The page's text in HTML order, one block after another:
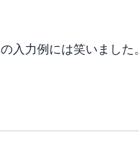
入力例には笑いました。